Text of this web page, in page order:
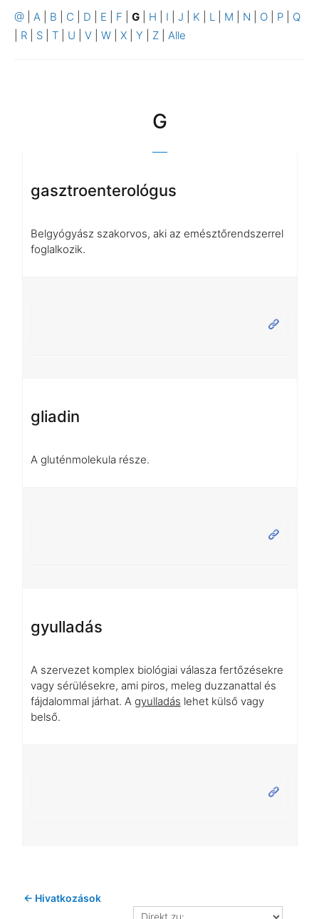
@ A B C D E F G H I J K L M N O P
Q
R S T U V W X Y Z Alle
G
gasztroenterológus
Belgyógyász szakorvos, aki az emésztőrendszerrel
foglalkozik.
gliadin
A gluténmolekula része.
gyulladás
A szervezet komplex biológiai válasza fertőzésekre
vagy sérülésekre, ami piros, meleg duzzanattal és
fájdalommal járhat. A gyulladás lehet külső vagy
belső.
← Hivatkozások
Direkt